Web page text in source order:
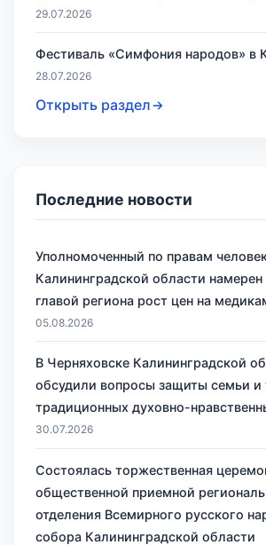
29.07.2026
Фестиваль «Симфония народов» в
28.07.2026
Открыть раздел
Последние новости
Уполномоченный по правам
Калининградской области намерен
главой региона рост цен на
05.08.2026
В Черняховске Калининградской
обсудили вопросы защиты семьи и
традиционных духовно-
30.07.2026
Состоялась торжественная
общественной приемной
отделения Всемирного русского
собора Калининградской области